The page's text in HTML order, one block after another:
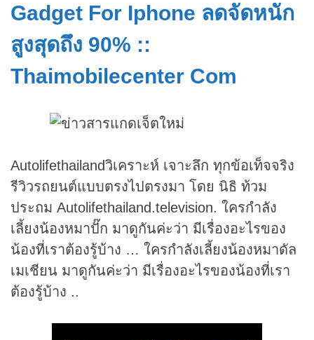
Gadget For Iphone ลดจัดหนัก
สูงสุดถึง 90% ::
Thaimobilecenter Com
Autolifethailandวิเคราะห์ เจาะลึก ทุกข้อเท็จจริง
รีวิวรถยนต์แบบตรงไปตรงมา โดย นิธิ ท้วม
ประถม Autolifethailand.television. ใครกำลัง
เลี้ยงน้องหมาปั๊ก มาดูกันค่ะว่า มีเรื่องอะไรของ
น้องที่เราต้องรู้บ้าง … ใครกำลังเลี้ยงน้องหมาดัล
เมเชียน มาดูกันค่ะว่า มีเรื่องอะไรของน้องที่เรา
ต้องรู้บ้าง ..